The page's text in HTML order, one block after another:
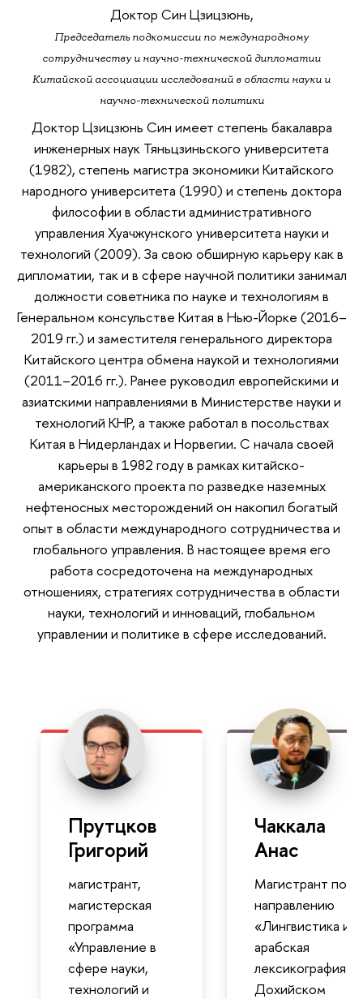
Доктор Син Цзицзюнь,
Председатель подкомиссии по международному
сотрудничеству и научно-технической дипломатии
Китайской ассоциации исследований в области науки и
научно-технической политики
Доктор Цзицзюнь Син имеет степень бакалавра
инженерных наук Тяньцзиньского университета
(1982), степень магистра экономики Китайского
народного университета (1990) и степень доктора
философии в области административного
управления Хуачжунского университета науки и
технологий (2009). За свою обширную карьеру как в
дипломатии, так и в сфере научной политики занимал
должности советника по науке и технологиям в
Генеральном консульстве Китая в Нью-Йорке (2016–
2019 гг.) и заместителя генерального директора
Китайского центра обмена наукой и технологиями
(2011–2016 гг.). Ранее руководил европейскими и
азиатскими направлениями в Министерстве науки и
технологий КНР, а также работал в посольствах
Китая в Нидерландах и Норвегии. С начала своей
карьеры в 1982 году в рамках китайско-
американского проекта по разведке наземных
нефтеносных месторождений он накопил богатый
опыт в области международного сотрудничества и
глобального управления. В настоящее время его
работа сосредоточена на международных
отношениях, стратегиях сотрудничества в области
науки, технологий и инноваций, глобальном
управлении и политике в сфере исследований.
Прутцков
Григорий
магистрант,
магистерская
программа
«Управление в
сфере науки,
технологий и
Чаккала
Анас
Магистрант по
направлению
«Лингвистика и
арабская
лексикография» в
Дохийском